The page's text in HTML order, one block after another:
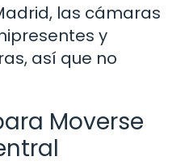
las cámaras
y
así que no
Moverse